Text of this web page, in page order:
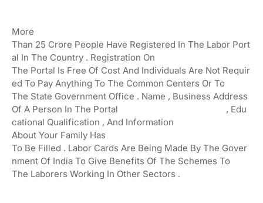
More
Than 25 Crore People Have Registered In The Labor Port
Al In The Country . Registration On
The Portal Is Free Of Cost And Individuals Are Not Requir
Ed To Pay Anything To The Common Centers Or To
The State Government Office . Name , Business Address
Of A Person In The Portal , Edu
Cational Qualification , And Information
About Your Family Has
To Be Filled . Labor Cards Are Being Made By The Gover
Nment Of India To Give Benefits Of The Schemes To
The Laborers Working In Other Sectors .